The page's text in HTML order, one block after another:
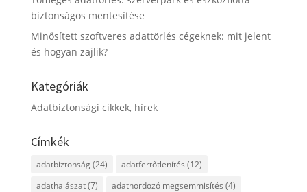
biztonságos mentesítése
Minősített szoftveres adattörlés cégeknek: mit jelent
és hogyan zajlik?
Kategóriák
Adatbiztonsági cikkek, hírek
Címkék
adatbiztonság(24) adatfertőtlenítés (12)
adathalászat(7) adathordozó megsemmisítés (4)